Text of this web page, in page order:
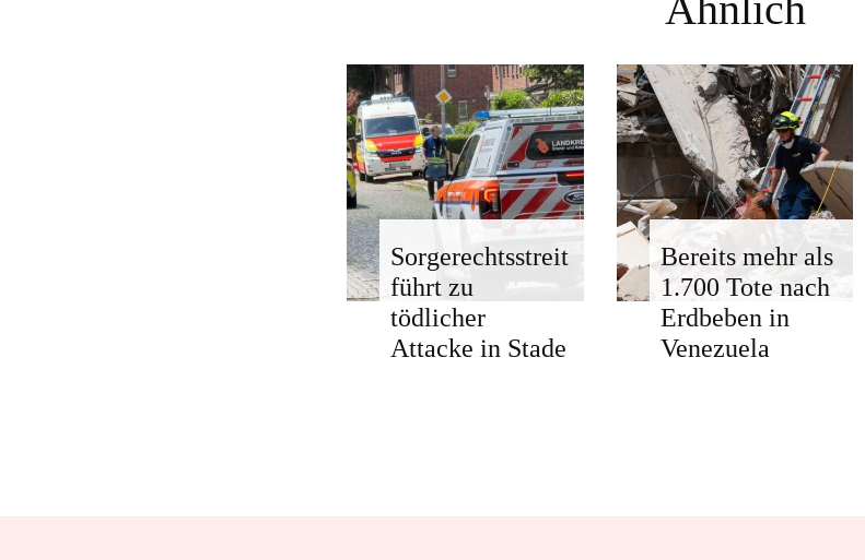
Sorgerechtsstreit
führt zu
tödlicher
Attacke in Stade
Bereits mehr als
1.700 Tote nach
Erdbeben in
Venezuela